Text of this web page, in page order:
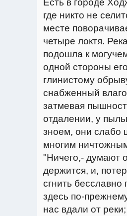
Есть в городе
где никто не
месте
четыре локтя.
подошла к
одной стороны
глинистому
снабженный
затмевая
отдалении, у
зноем, они слабо
многим
"Hичего,- думают
держится, и,
сгнить
здесь по-
нас вдали от